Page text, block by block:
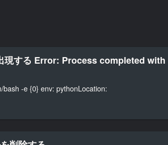
する Error: Process completed with
-e {0} env: pythonLocation: